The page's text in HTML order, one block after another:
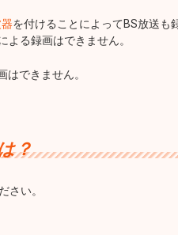
を付けることによってBS放送も
よる録画はできません。
できません。
？
さい。